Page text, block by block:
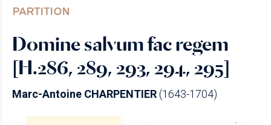
PARTITION
Domine salvum fac regem
[H.286, 289, 293, 294, 295]
Marc-Antoine CHARPENTIER(1643-1704)